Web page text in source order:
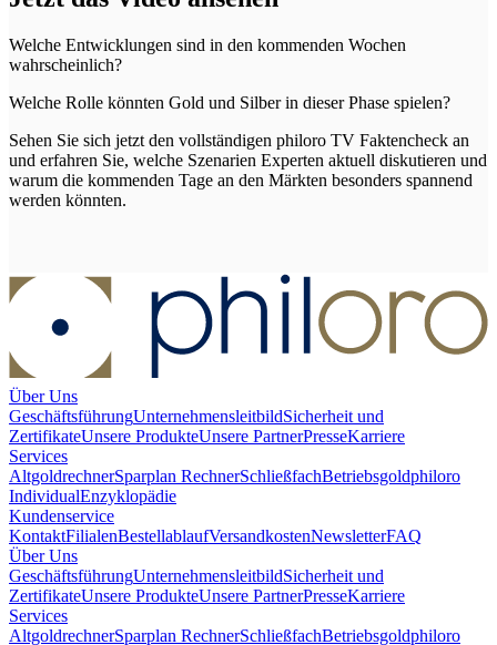
Welche Entwicklungen sind in den kommenden Wochen
wahrscheinlich?
Welche Rolle könnten Gold und Silber in dieser Phase spielen?
Sehen Sie sich jetzt den vollständigen philoro TV Faktencheck an
und erfahren Sie, welche Szenarien Experten aktuell diskutieren und
warum die kommenden Tage an den Märkten besonders spannend
werden könnten.
Über Uns
GeschäftsführungUnternehmensleitbildSicherheit und
ZertifikateUnsere ProdukteUnsere PartnerPresseKarriere
Services
AltgoldrechnerSparplan RechnerSchließfachBetriebsgoldphiloro
IndividualEnzyklopädie
Kundenservice
KontaktFilialenBestellablaufVersandkostenNewsletterFAQ
Über Uns
GeschäftsführungUnternehmensleitbildSicherheit und
ZertifikateUnsere ProdukteUnsere PartnerPresseKarriere
Services
AltgoldrechnerSparplan RechnerSchließfachBetriebsgoldphiloro